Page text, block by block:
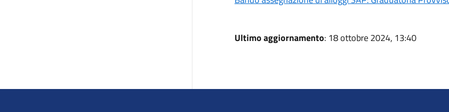
Ultimo aggiornamento: 18 ottobre 2024, 13:40